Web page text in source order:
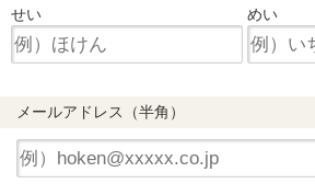
せい
めい
メールアドレス（半角）